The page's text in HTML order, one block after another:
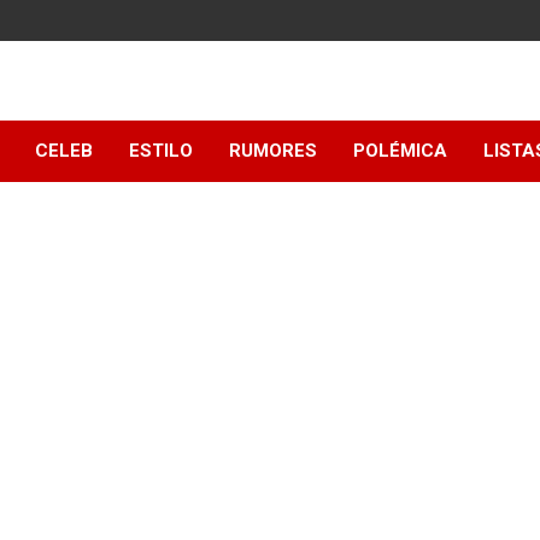
CELEB ESTILO RUMORES POLÉMICA